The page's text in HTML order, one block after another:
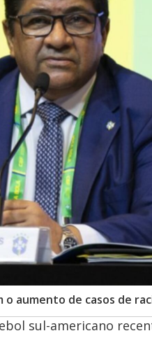
aumento de casos de
sul-americano